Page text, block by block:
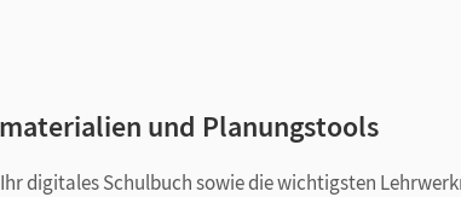
und Planungstools
digitales Schulbuch sowie die wichtigsten